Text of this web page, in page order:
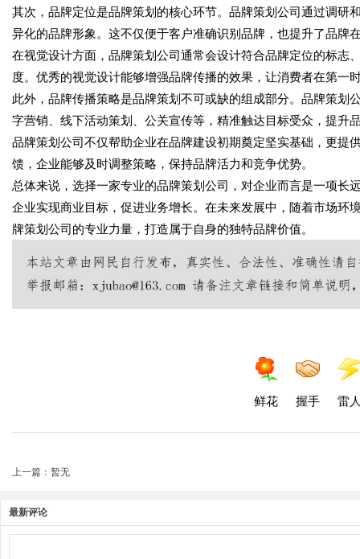
其次，品牌定位是品牌策划的核心环节。品牌策划公司通过调研
异化的品牌形象。这不仅便于客户准确识别品牌，也提升了品牌
在视觉设计方面，品牌策划公司通常会设计符合品牌定位的标志
度。优秀的视觉设计能够增强品牌传播的效果，让消费者在第一
此外，品牌传播策略是品牌策划不可或缺的组成部分。品牌策
字营销、线下活动策划、公关宣传等，精准触达目标受众，提升
品牌策划公司不仅帮助企业在品牌建设初期奠定坚实基础，更提
馈，企业能够及时调整策略，保持品牌活力和竞争优势。
总体来说，选择一家专业的品牌策划公司，对企业而言是一项
企业实现商业目标，促进业务增长。在未来发展中，随着市场环
牌策划公司的专业力量，打造属于自身的独特品牌价值。
鲜花 握手 雷
上一篇：暂无
最新评论